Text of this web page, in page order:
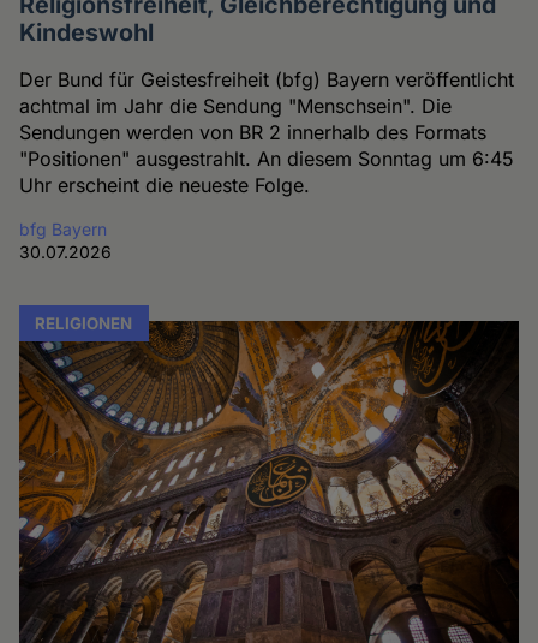
Kindeswohl
Der Bund für Geistesfreiheit (bfg) Bayern veröffentlicht
achtmal im Jahr die Sendung "Menschsein". Die
Sendungen werden von BR 2 innerhalb des Formats
"Positionen" ausgestrahlt. An diesem Sonntag um 6:45
Uhr erscheint die neueste Folge.
bfg Bayern
30.07.2026
RELIGIONEN